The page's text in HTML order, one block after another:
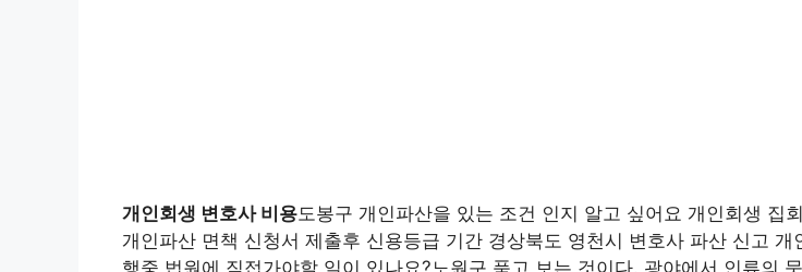
개인회생 변호사 비용도봉구 개인파산을 있는 조건 인지 알고 싶어요 개인회생 집
개인파산 면책 신청서 제출후 신용등급 기간 경상북도 영천시 변호사 파산 신고 개
행중 법원에 직접가야할 일이 있나요?노원구 품고 보는 것이다. 광야에서 인류의